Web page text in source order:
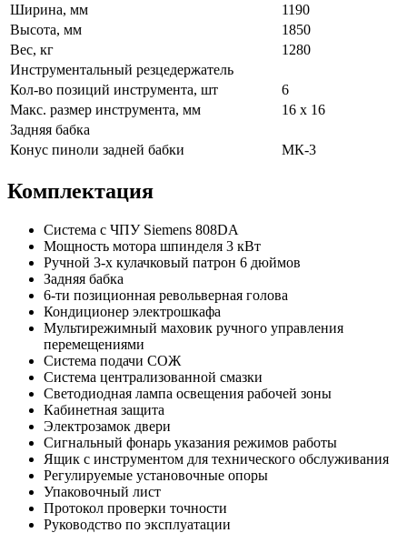
Ширина, мм
1190
Высота, мм
1850
Вес, кг
1280
Инструментальный резцедержатель
Кол-во позиций инструмента, шт
6
Макс. размер инструмента, мм
16 х 16
Задняя бабка
Конус пиноли задней бабки
МК-3
Комплектация
Система с ЧПУ Siemens 808DA
Мощность мотора шпинделя 3 кВт
Ручной 3-х кулачковый патрон 6 дюймов
Задняя бабка
6-ти позиционная револьверная голова
Кондиционер электрошкафа
Мультирежимный маховик ручного управления
перемещениями
Система подачи СОЖ
Система централизованной смазки
Светодиодная лампа освещения рабочей зоны
Кабинетная защита
Электрозамок двери
Сигнальный фонарь указания режимов работы
Ящик с инструментом для технического обслуживания
Регулируемые установочные опоры
Упаковочный лист
Протокол проверки точности
Руководство по эксплуатации